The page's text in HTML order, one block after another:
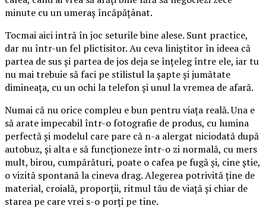
minute cu un umeraș încăpățânat.
Tocmai aici intră în joc seturile bine alese. Sunt practice,
dar nu într-un fel plictisitor. Au ceva liniștitor în ideea că
partea de sus și partea de jos deja se înțeleg între ele, iar tu
nu mai trebuie să faci pe stilistul la șapte și jumătate
dimineața, cu un ochi la telefon și unul la vremea de afară.
Numai că nu orice compleu e bun pentru viața reală. Una e
să arate impecabil într-o fotografie de produs, cu lumina
perfectă și modelul care pare că n-a alergat niciodată după
autobuz, și alta e să funcționeze într-o zi normală, cu mers
mult, birou, cumpărături, poate o cafea pe fugă și, cine știe,
o vizită spontană la cineva drag. Alegerea potrivită ține de
material, croială, proporții, ritmul tău de viață și chiar de
starea pe care vrei s-o porți pe tine.